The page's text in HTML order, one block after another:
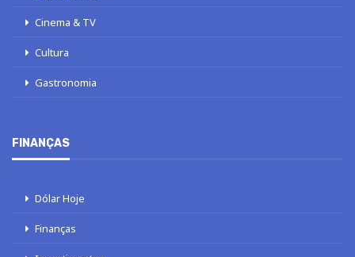
Cinema & TV
Cultura
Gastronomia
FINANÇAS
Dólar Hoje
Finanças